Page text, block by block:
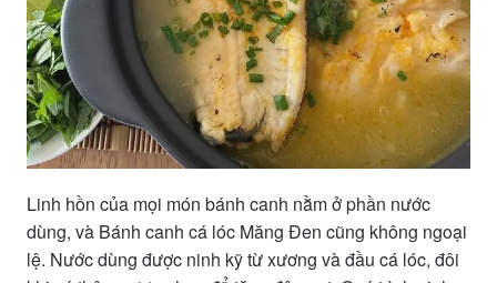
Linh hồn của mọi món bánh canh nằm ở phần nước
dùng, và Bánh canh cá lóc Măng Đen cũng không ngoại
lệ. Nước dùng được ninh kỹ từ xương và đầu cá lóc, đôi